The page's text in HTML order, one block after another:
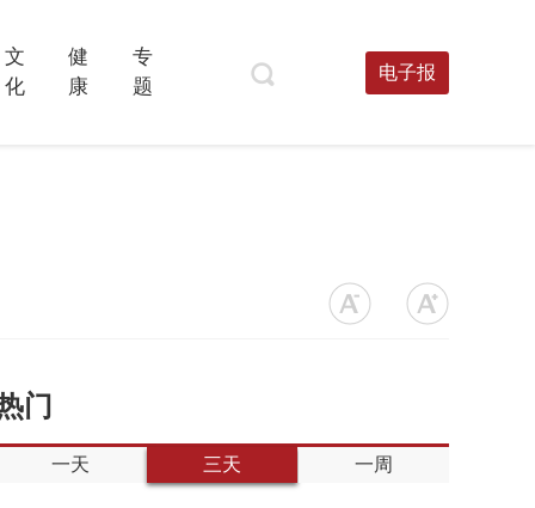
文
化
健
康
专
题
电子报
门
一天 三天 一周